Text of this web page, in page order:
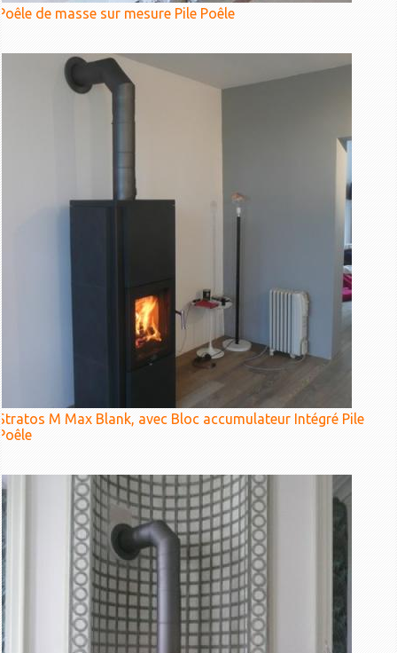
de masse sur mesure Pile Poêle
M Max Blank, avec Bloc accumulateur Intégré Pile